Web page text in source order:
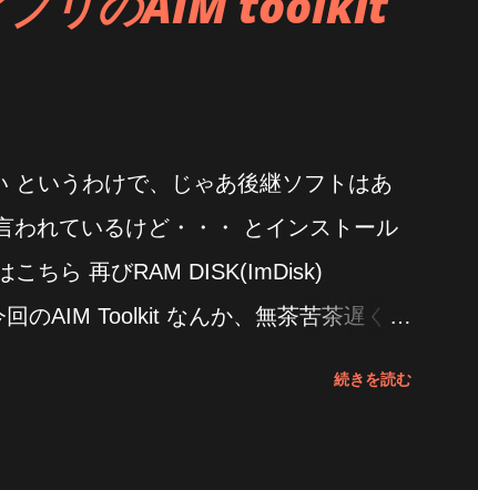
というわけで、じゃあ後継ソフトはあ
われているけど・・・ とインストール
こちら 再びRAM DISK(ImDisk)
のAIM Toolkit なんか、無茶苦茶遅くな
続きを読む